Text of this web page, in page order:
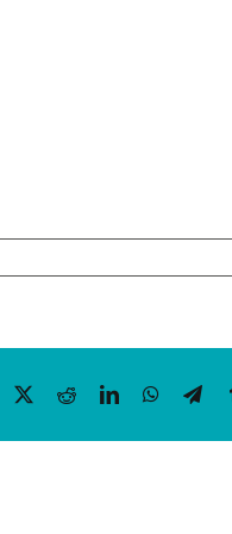
Facebook RedditLinkedIn